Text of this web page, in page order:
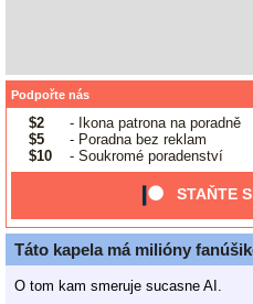
Podpořte nás
$2
- Ikona patrona na poradně
$5
- Poradna bez reklam
$10
- Soukromé poradenství
STAŇTE
Táto kapela má milióny
O tom kam smeruje sucasne AI.